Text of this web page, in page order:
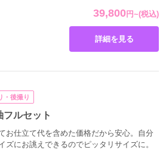
39,800円~(税込)
詳細を見る
・後撮り
フルセット
お仕立て代を含めた価格だから安心。自分
ズにお誂えできるのでピッタリサイズに。